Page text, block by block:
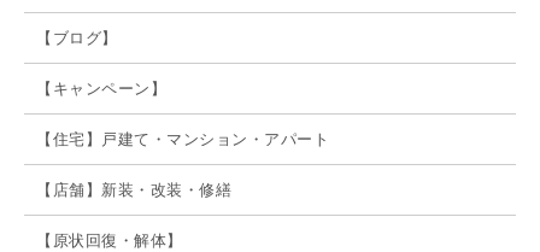
【ブログ】
【キャンペーン】
【住宅】戸建て・マンション・アパート
【店舗】新装・改装・修繕
【原状回復・解体】